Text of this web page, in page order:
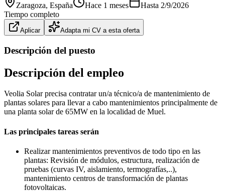
Zaragoza, España Hace 1 meses Hasta 2/9/2026
Tiempo completo
Aplicar Adapta mi CV a esta oferta
Descripción del puesto
Descripción del empleo
Veolia Solar precisa contratar un/a técnico/a de mantenimiento de
plantas solares para llevar a cabo mantenimientos principalmente de
una planta solar de 65MW en la localidad de Muel.
Las principales tareas serán
Realizar mantenimientos preventivos de todo tipo en las
plantas: Revisión de módulos, estructura, realización de
pruebas (curvas IV, aislamiento, termografías,..),
mantenimiento centros de transformación de plantas
fotovoltaicas.